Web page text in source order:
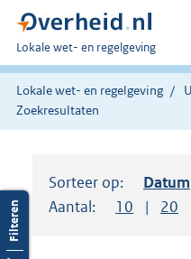
U
bent
hier:
Lokale wet- en regelgeving
Lokale wet- en regelgeving
Zoekresultaten
Sorteer op: Datum
Aantal:
Toon
10 20